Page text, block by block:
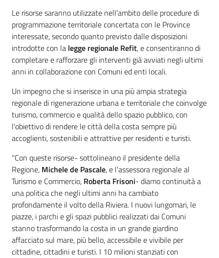
Le risorse saranno utilizzate nell'ambito delle procedure di
programmazione territoriale concertata con le Province
interessate, secondo quanto previsto dalle disposizioni
introdotte con la legge regionale Refit, e consentiranno di
completare e rafforzare gli interventi già avviati negli ultimi
anni in collaborazione con Comuni ed enti locali.
Un impegno che si inserisce in una più ampia strategia
regionale di rigenerazione urbana e territoriale che coinvolge
turismo, commercio e qualità dello spazio pubblico, con
l'obiettivo di rendere le città della costa sempre più
accoglienti, sostenibili e attrattive per residenti e turisti.
"Con queste risorse- sottolineano il presidente della
Regione, Michele de Pascale, e l'assessora regionale al
Turismo e Commercio, Roberta Frisoni- diamo continuità a
una politica che negli ultimi anni ha cambiato
profondamente il volto della Riviera. I nuovi lungomari, le
piazze, i parchi e gli spazi pubblici realizzati dai Comuni
stanno trasformando la costa in un grande giardino
affacciato sul mare, più bello, accessibile e vivibile per
cittadine, cittadini e turisti. I 10 milioni stanziati con